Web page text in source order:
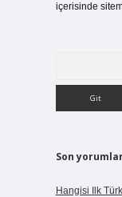
içerisinde
Son
Hangisi Ilk